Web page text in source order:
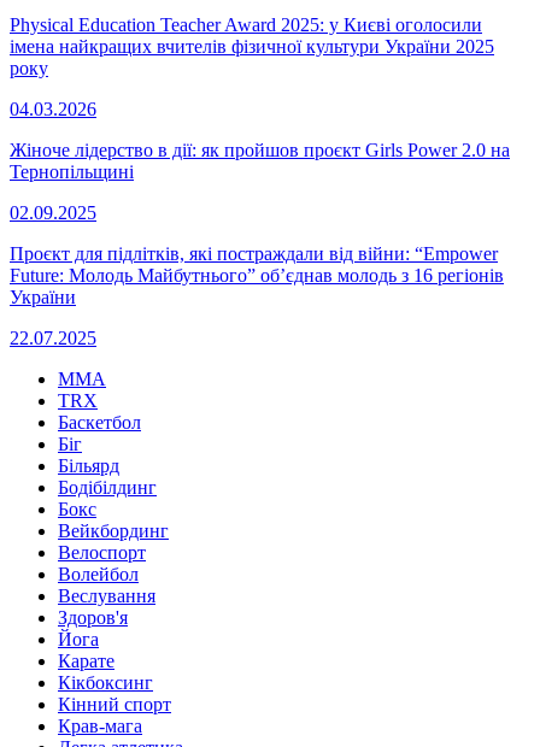
Physical Education Teacher Award 2025: у Києві оголосили
імена найкращих вчителів фізичної культури України 2025
року
04.03.2026
Жіноче лідерство в дії: як пройшов проєкт Girls Power 2.0 на
Тернопільщині
02.09.2025
Проєкт для підлітків, які постраждали від війни: “Empower
Future: Молодь Майбутнього” об’єднав молодь з 16 регіонів
України
22.07.2025
MMA
TRX
Баскетбол
Біг
Більярд
Бодібілдинг
Бокс
Вейкбординг
Велоспорт
Волейбол
Веслування
Здоров'я
Йога
Карате
Кікбоксинг
Кінний спорт
Крав-мага